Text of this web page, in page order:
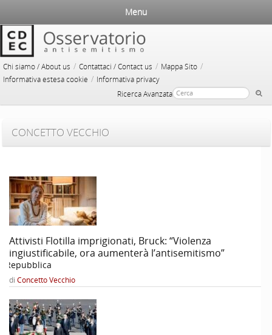
Chi siamo / About us / Contattaci / Contact us / Mappa Sito /
Informativa estesa cookie / Informativa privacy
Ricerca Avanzata
Menu
CONCETTO VECCHIO
Attivisti Flotilla imprigionati, Bruck: “Violenza
ingiustificabile, ora aumenterà l’antisemitismo”
Repubblica
di Concetto Vecchio